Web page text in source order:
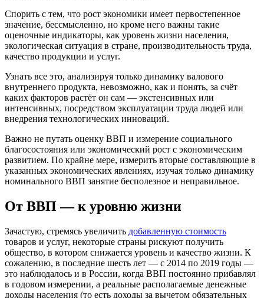
Спорить с тем, что рост экономики имеет первостепенное
значение, бессмысленно, но кроме него важны такие
оценочные индикаторы, как уровень жизни населения,
экологическая ситуация в стране, производительность труда,
качество продукции и услуг.
Узнать все это, анализируя только динамику валового
внутреннего продукта, невозможно, как и понять, за счёт
каких факторов растёт он сам — экстенсивных или
интенсивных, посредством эксплуатации труда людей или
внедрения технологических инноваций.
Важно не путать оценку ВВП и измерение социального
благосостояния или экономический рост с экономическим
развитием. По крайне мере, измерить вторые составляющие в
указанных экономических явлениях, изучая только динамику
номинального ВВП занятие бесполезное и неправильное.
От ВВП — к уровню жизни
Зачастую, стремясь увеличить добавленную стоимость
товаров и услуг, некоторые страны рискуют получить
общество, в котором снижается уровень и качество жизни. К
сожалению, в последние шесть лет — с 2014 по 2019 годы —
это наблюдалось и в России, когда ВВП постоянно прибавлял
в годовом измерении, а реальные располагаемые денежные
доходы населения (то есть доходы за вычетом обязательных